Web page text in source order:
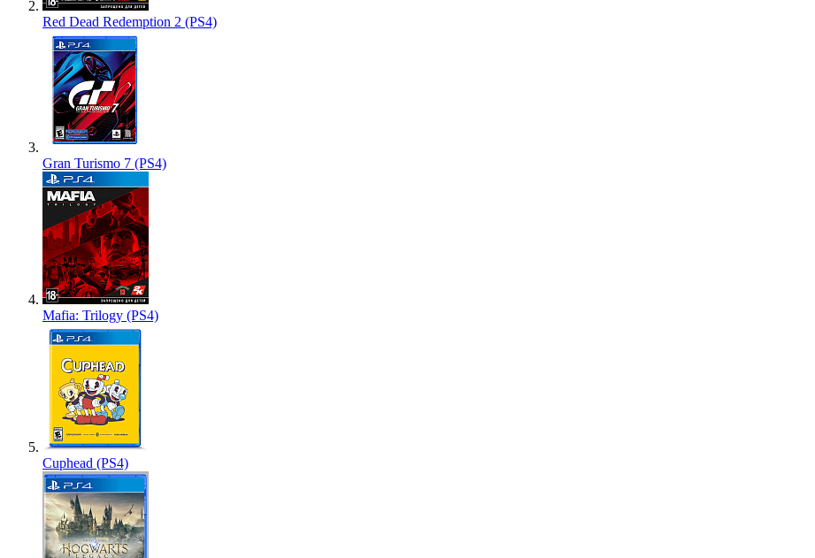
Red Dead Redemption 2 (PS4)
Gran Turismo 7 (PS4)
Mafia: Trilogy (PS4)
Cuphead (PS4)